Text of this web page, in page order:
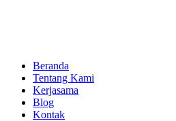
Beranda
Tentang Kami
Kerjasama
Blog
Kontak